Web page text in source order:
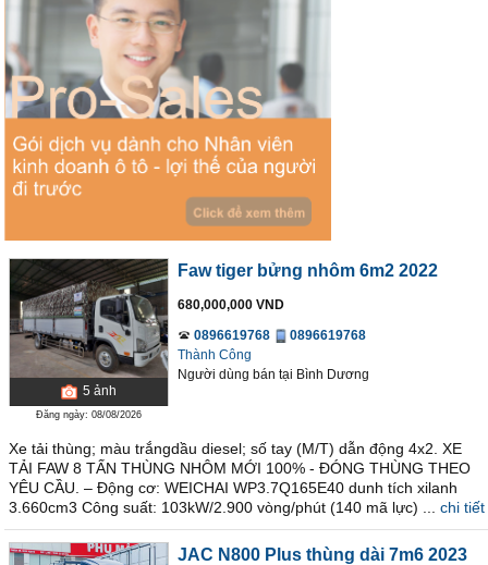
5 ảnh
Đăng ngày: 08/08/2026
Faw tiger bửng nhôm 6m2 2022
680,000,000 VND
0896619768
0896619768
Thành Công
Người dùng bán tại Bình Dương
Xe tải thùng; màu trắngdầu diesel; số tay (M/T) dẫn động 4x2. XE
TẢI FAW 8 TẤN THÙNG NHÔM MỚI 100% - ĐÓNG THÙNG THEO
YÊU CẦU. – Động cơ: WEICHAI WP3.7Q165E40 dunh tích xilanh
3.660cm3 Công suất: 103kW/2.900 vòng/phút (140 mã lực) ...
chi tiết
JAC N800 Plus thùng dài 7m6 2023